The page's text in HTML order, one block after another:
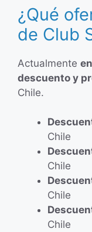
¿Qué
de Club
Actualmente
descuento y
Chile.
Chile
Chile
Chile
Chile